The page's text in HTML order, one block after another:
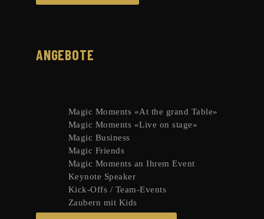
ANGEBOTE
Magic Moments «At the grand Table»
Magic Moments «Live on stage»
Magic Business
Magic Friends
Magic Moments an Ihrem Event
Keynote Speaker
Kick-Offs / Team-Events
Zaubern mit Kids